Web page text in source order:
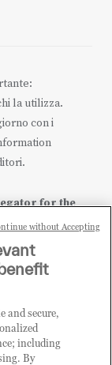
la utilizza.
con i
for the
and secure,
including
By
without Accepting